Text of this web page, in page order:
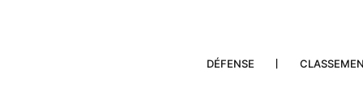
DÉFENSE